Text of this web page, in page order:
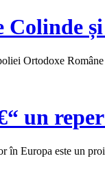
Ortodoxe
un
în Europa este un